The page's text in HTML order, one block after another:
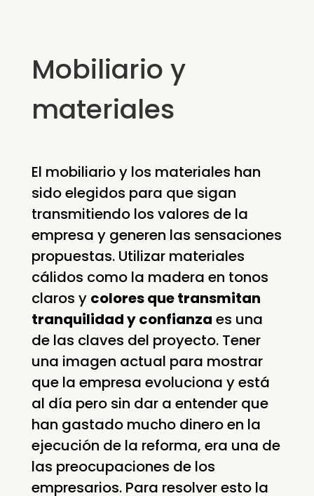
Mobiliario y
materiales
El mobiliario y los materiales han
sido elegidos para que sigan
transmitiendo los valores de la
empresa y generen las sensaciones
propuestas. Utilizar materiales
cálidos como la madera en tonos
claros y colores que transmitan
tranquilidad y confianza es una
de las claves del proyecto. Tener
una imagen actual para mostrar
que la empresa evoluciona y está
al día pero sin dar a entender que
han gastado mucho dinero en la
ejecución de la reforma, era una de
las preocupaciones de los
empresarios. Para resolver esto la